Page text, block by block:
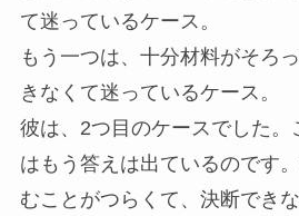
て迷っているケース。
もう一つは、十分材料がそろ
きなくて迷っているケース。
彼は、2つ目のケースでした。
はもう答えは出ているのです
むことがつらくて、決断でき